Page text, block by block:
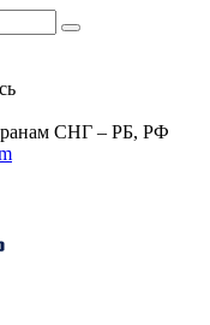
СНГ – РБ, РФ